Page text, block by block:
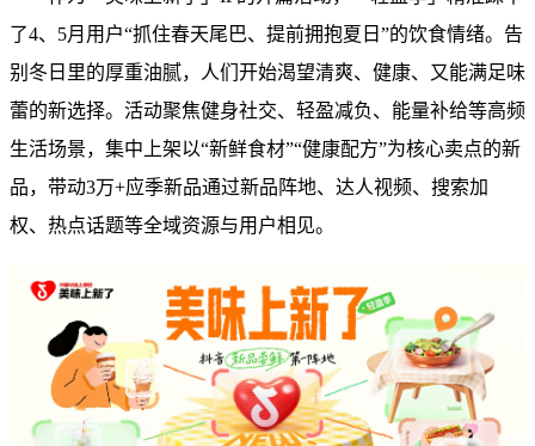
了4、5月用户“抓住春天尾巴、提前拥抱夏日”的饮食情绪。告
别冬日里的厚重油腻，人们开始渴望清爽、健康、又能满足味
蕾的新选择。活动聚焦健身社交、轻盈减负、能量补给等高频
生活场景，集中上架以“新鲜食材”“健康配方”为核心卖点的新
品，带动3万+应季新品通过新品阵地、达人视频、搜索加
权、热点话题等全域资源与用户相见。